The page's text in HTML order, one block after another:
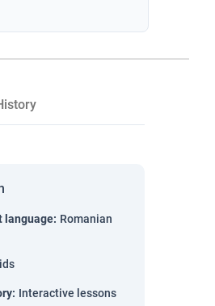
language: Romanian
: Interactive lessons